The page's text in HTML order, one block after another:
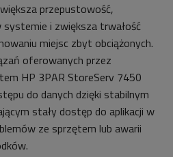
przepustowość,
i zwiększa trwałość
miejsc zbyt obciążonych.
oferowanych przez
HP 3PAR StoreServ 7450
do danych dzięki stabilnym
stały dostęp do aplikacji w
ze sprzętem lub awarii